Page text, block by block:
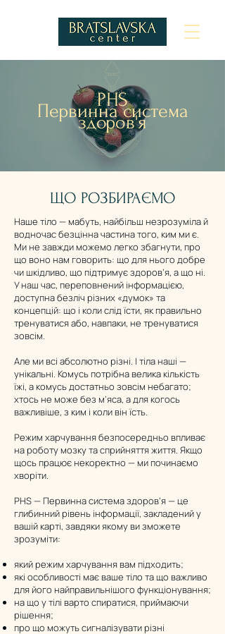
PHS
Первинна система
здоров'я
ЩО РОЗБИРАЄМО
Наше тіло — мабуть, найбільш незрозуміла й
водночас безцінна частина того, ким ми є.
Ми не завжди можемо легко збагнути, про
що воно нам говорить: що для нього добре
чи шкідливо, що підтримує здоров’я, а що ні.
У наш час, переповнений інформацією,
доступна безліч різних «думок» та
концепцій: що і коли слід їсти, як правильно
тренуватися або, навпаки, не тренуватися
зовсім.
Але ми всі абсолютно різні. І тіла наші —
унікальні. Комусь потрібна велика кількість
їжі, а комусь достатньо зовсім небагато;
хтось не може без м’яса, а для когось
важливіше, з ким і коли він їсть.
Режим харчування безпосередньо впливає
на роботу мозку та сприйняття життя. Якщо
щось працює некоректно — ми починаємо
хворіти.
PHS — Первинна система здоров’я — це
глибинний рівень інформації, закладений у
вашій карті, завдяки якому ви зможете
зрозуміти:
який режим харчування вам підходить;
які особливості має ваше тіло та що важливо
для його найправильнішого функціонування;
на що у тілі варто спиратися, приймаючи
рішення;
про що можуть сигналізувати різні